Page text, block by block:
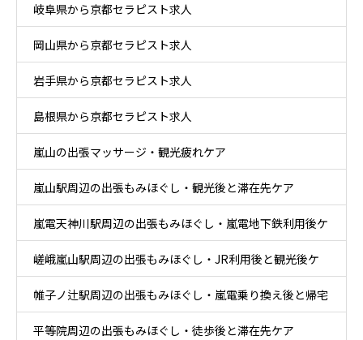
岐阜県から京都セラピスト求人
岡山県から京都セラピスト求人
岩手県から京都セラピスト求人
島根県から京都セラピスト求人
嵐山の出張マッサージ・観光疲れケア
嵐山駅周辺の出張もみほぐし・観光後と滞在先ケア
嵐電天神川駅周辺の出張もみほぐし・嵐電地下鉄利用後ケ
ア
嵯峨嵐山駅周辺の出張もみほぐし・JR利用後と観光後ケ
ア
帷子ノ辻駅周辺の出張もみほぐし・嵐電乗り換え後と帰宅
後ケア
平等院周辺の出張もみほぐし・徒歩後と滞在先ケア